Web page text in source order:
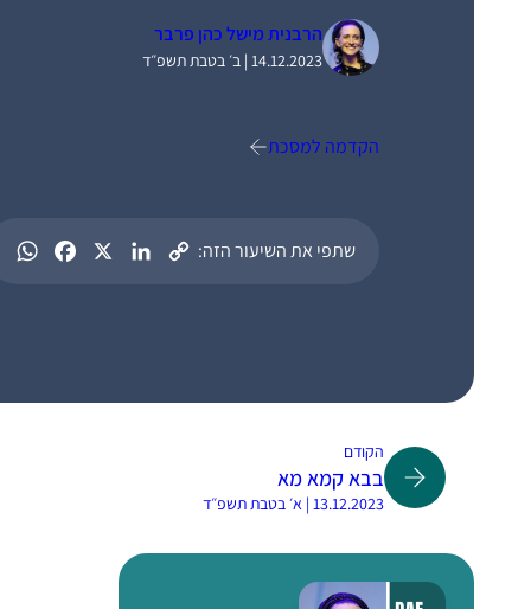
הרבנית מישל כהן פרבר
14.12.2023 | ב׳ בטבת תשפ״ד
הקדמה למסכת
שתפי את השיעור הזה:
הקודם
בבא קמא מא
13.12.2023 | א׳ בטבת תשפ״ד